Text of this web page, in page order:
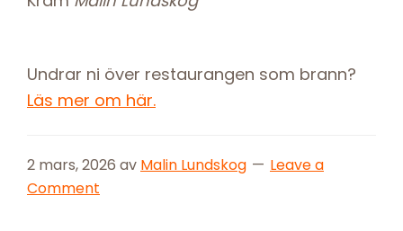
Undrar ni över restaurangen som brann?
Läs mer om här.
2 mars, 2026 av Malin Lundskog
Leave a
Comment